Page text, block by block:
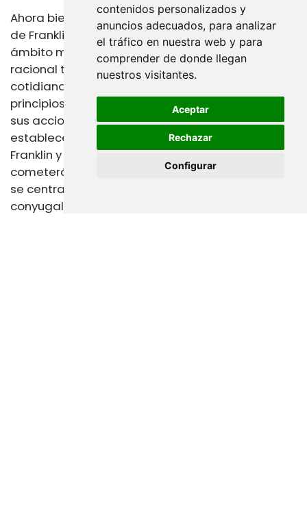
contenidos personalizados y
anuncios adecuados, para analizar
el tráfico en nuestra web y para
comprender de donde llegan
nuestros visitantes.
Aceptar
Rechazar
Configurar
Ahora bien, es importante señalar que la visión
de Franklin sobre la castidad no se limitaba al
ámbito masónico. Su enfoque pragmático y
racional también se reflejaba en su vida
cotidiana, donde buscaba aplicar los mismos
principios de moderación y autocontrol a todas
sus acciones. En este sentido, podemos
establecer una conexión entre la castidad según
Franklin y el séptimo mandamiento: No
cometerás adulterio. Aunque este mandamiento
se centra específicamente en la fidelidad
conyugal, también puede interpretarse como